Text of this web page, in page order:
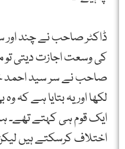
ڈاکٹر صاحب نے چند اور
کی وسعت اجازت دیتی تو
صاحب نے سر سید احمد
لکھا اور یہ بتایا ہے کہ
ایک قوم ہی کہتے تھے۔
اختلاف کرسکتے ہیں